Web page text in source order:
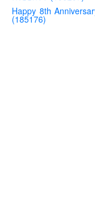
ฟูจิ
ฮอกไกโด
Happy 8th
(185176)